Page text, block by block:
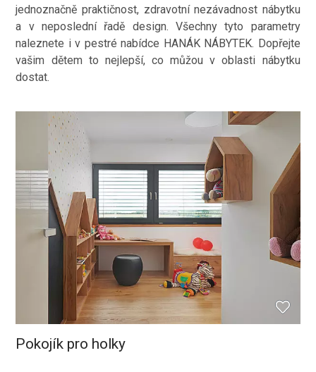
jednoznačně praktičnost, zdravotní nezávadnost nábytku
a v neposlední řadě design. Všechny tyto parametry
naleznete i v pestré nabídce HANÁK NÁBYTEK. Dopřejte
vašim dětem to nejlepší, co můžou v oblasti nábytku
dostat.
Pokojík pro holky